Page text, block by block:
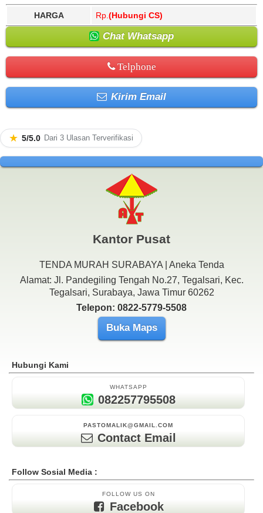
HARGA Rp. (Hubungi CS)
Chat Whatsapp
Telphone
Kirim Email
★ 5/5.0 Dari 3 Ulasan Terverifikasi
Kantor Pusat
TENDA MURAH SURABAYA | Aneka Tenda
Alamat: Jl. Pandegiling Tengah No.27, Tegalsari, Kec.
Tegalsari, Surabaya, Jawa Timur 60262
Telepon: 0822-5779-5508
Buka Maps
Hubungi Kami
WHATSAPP
082257795508
PASTOMALIK@GMAIL.COM
Contact Email
Follow Sosial Media :
FOLLOW US ON
Facebook